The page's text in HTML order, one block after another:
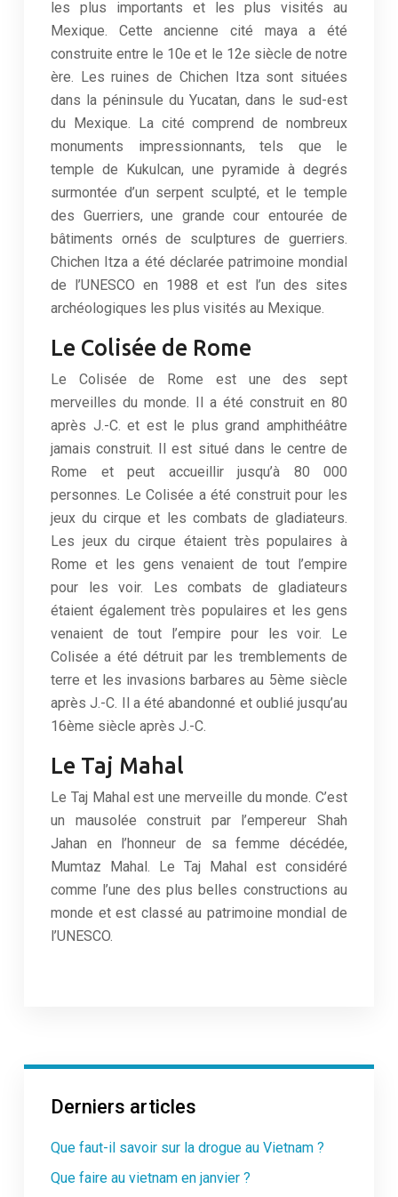
les plus importants et les plus visités au
Mexique. Cette ancienne cité maya a été
construite entre le 10e et le 12e siècle de notre
ère. Les ruines de Chichen Itza sont situées
dans la péninsule du Yucatan, dans le sud-est
du Mexique. La cité comprend de nombreux
monuments impressionnants, tels que le
temple de Kukulcan, une pyramide à degrés
surmontée d’un serpent sculpté, et le temple
des Guerriers, une grande cour entourée de
bâtiments ornés de sculptures de guerriers.
Chichen Itza a été déclarée patrimoine mondial
de l’UNESCO en 1988 et est l’un des sites
archéologiques les plus visités au Mexique.
Le Colisée de Rome
Le Colisée de Rome est une des sept
merveilles du monde. Il a été construit en 80
après J.-C. et est le plus grand amphithéâtre
jamais construit. Il est situé dans le centre de
Rome et peut accueillir jusqu’à 80 000
personnes. Le Colisée a été construit pour les
jeux du cirque et les combats de gladiateurs.
Les jeux du cirque étaient très populaires à
Rome et les gens venaient de tout l’empire
pour les voir. Les combats de gladiateurs
étaient également très populaires et les gens
venaient de tout l’empire pour les voir. Le
Colisée a été détruit par les tremblements de
terre et les invasions barbares au 5ème siècle
après J.-C. Il a été abandonné et oublié jusqu’au
16ème siècle après J.-C.
Le Taj Mahal
Le Taj Mahal est une merveille du monde. C’est
un mausolée construit par l’empereur Shah
Jahan en l’honneur de sa femme décédée,
Mumtaz Mahal. Le Taj Mahal est considéré
comme l’une des plus belles constructions au
monde et est classé au patrimoine mondial de
l’UNESCO.
Derniers articles
Que faut-il savoir sur la drogue au Vietnam ?
Que faire au vietnam en janvier ?